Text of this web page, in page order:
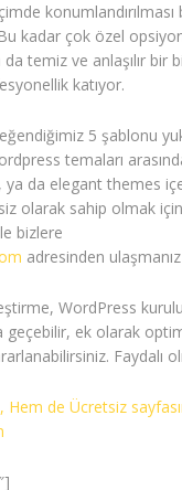
konumlandırılması
kadar çok özel
temiz ve anlaşılır bir
katıyor.
5 şablonu
temaları
ya da elegant themes
olarak sahip olmak
bizlere
adresinden
WordPress
geçebilir, ek olarak
Faydalı
Hem de Ücretsiz